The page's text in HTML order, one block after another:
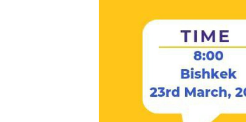
Коррупцияга Жок!